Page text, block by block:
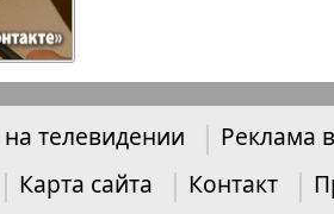
Рецепты здоровья
Русская
Швейцария
телевидении
Реклама
Карта сайта Контакт